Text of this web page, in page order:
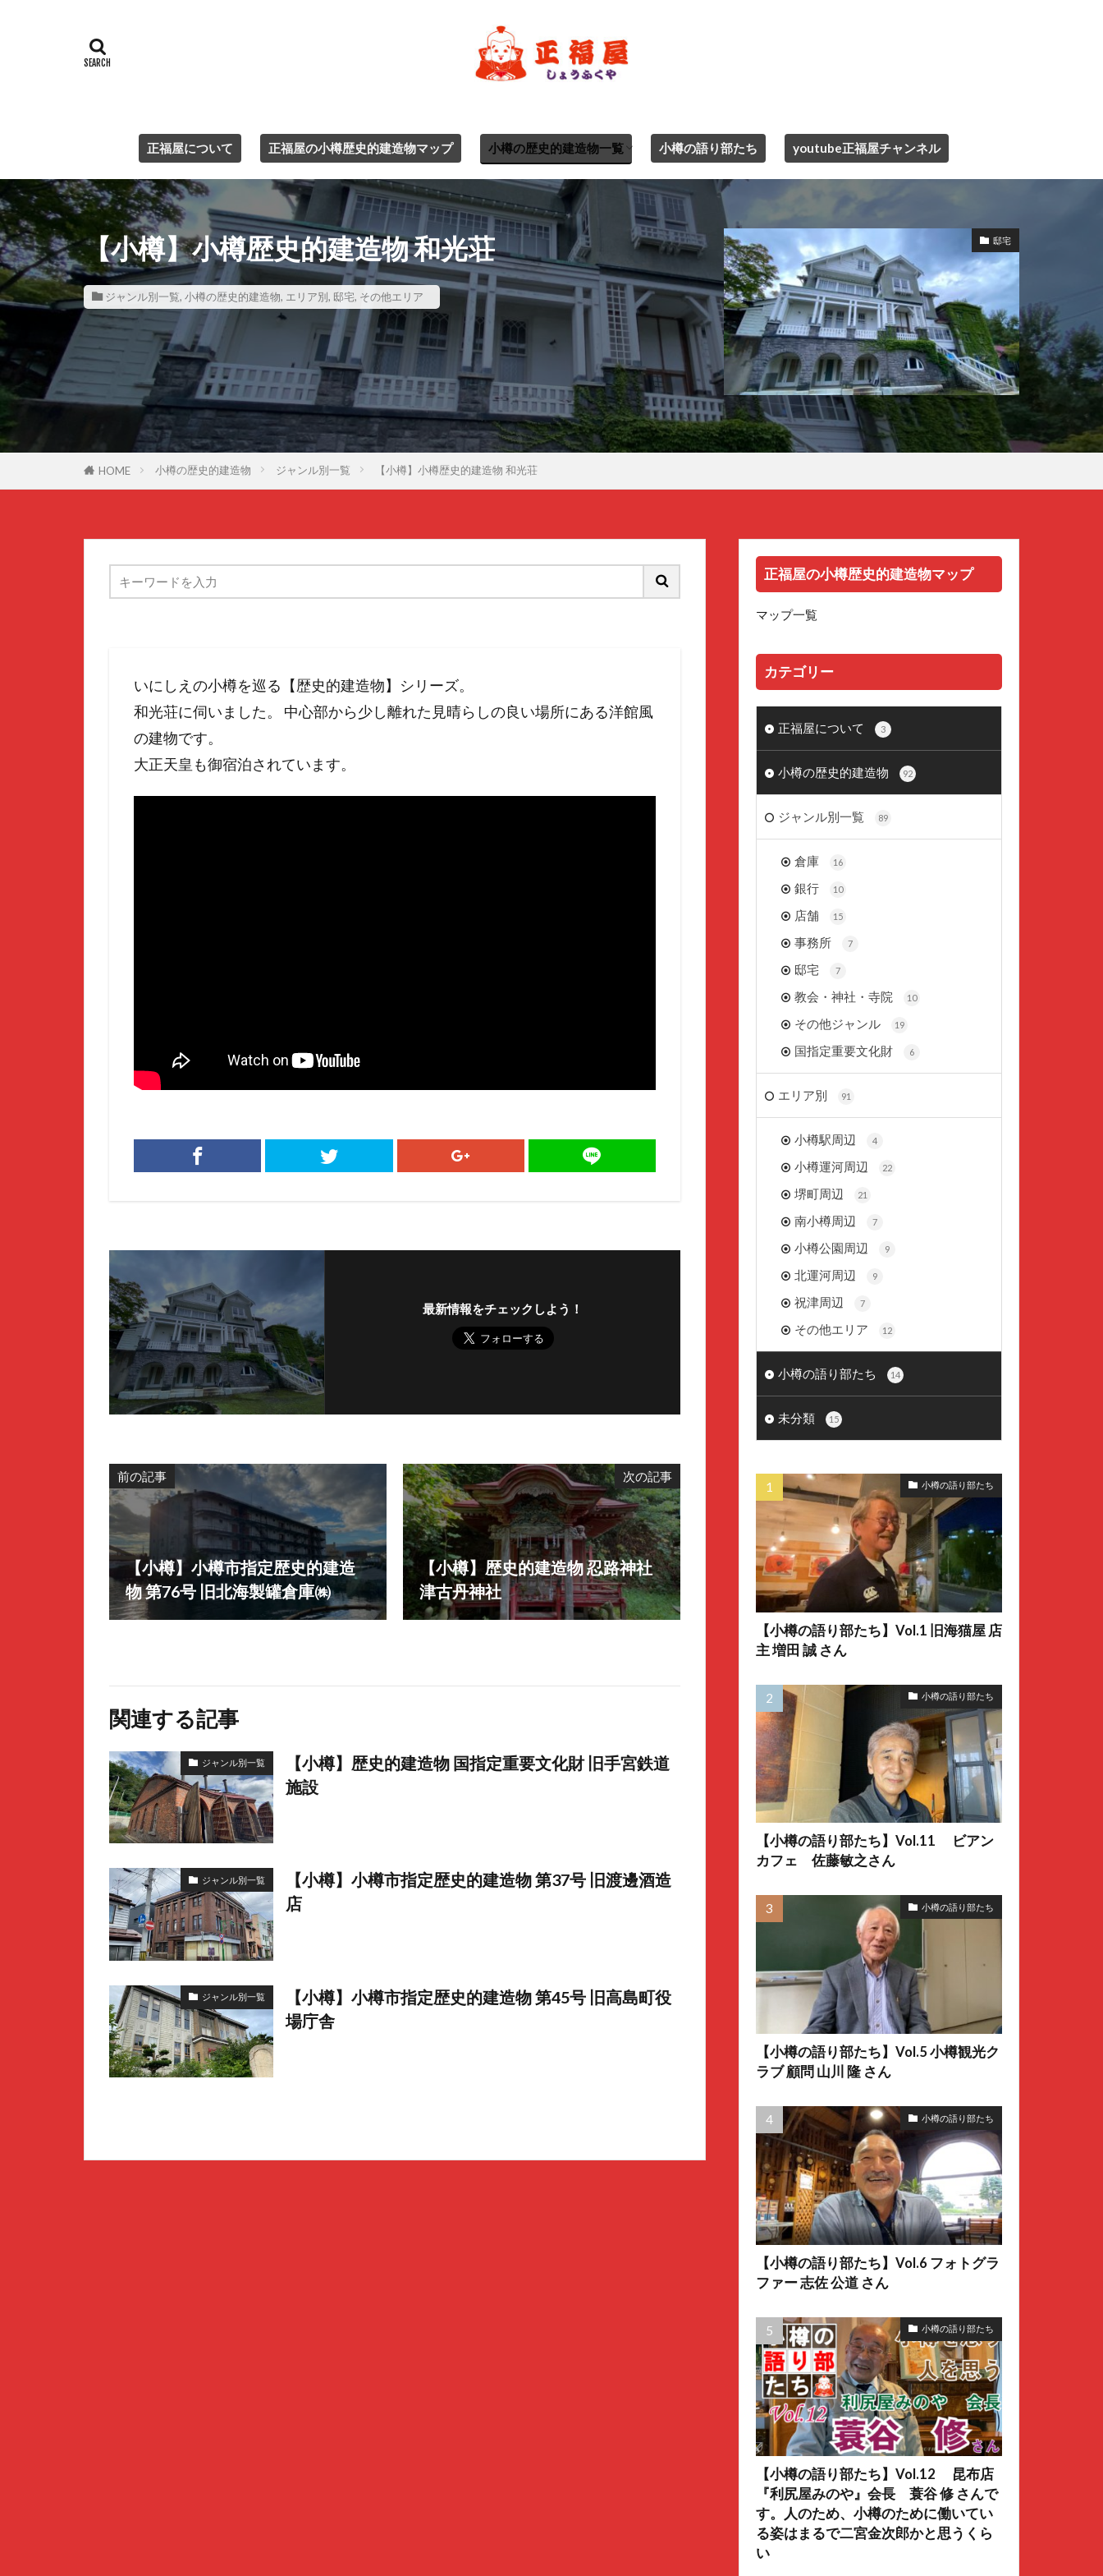
正福屋について 正福屋の小樽歴史的建造物マップ 小樽の歴史的建造物一覧
ジャンル別一覧
エリア別
小樽の語り部たち youtube正福屋チャンネル
【小樽】小樽歴史的建造物 和光荘
ジャンル別一覧, 小樽の歴史的建造物, エリア別, 邸宅, その他エリア
邸宅
HOME 小樽の歴史的建造物 ジャンル別一覧 【小樽】小樽歴史的建造物 和光荘
いにしえの小樽を巡る【歴史的建造物】シリーズ。
和光荘に伺いました。 中心部から少し離れた見晴らしの良い場所にある洋館風
の建物です。
大正天皇も御宿泊されています。
最新情報をチェックしよう！
前の記事
【小樽】小樽市指定歴史的建造
物 第76号 旧北海製罐倉庫㈱
次の記事
【小樽】歴史的建造物 忍路神社
津古丹神社
関連する記事
ジャンル別一覧
【小樽】歴史的建造物 国指定重要文化財 旧手宮鉄道
施設
ジャンル別一覧
【小樽】小樽市指定歴史的建造物 第37号 旧渡邊酒造
店
ジャンル別一覧
【小樽】小樽市指定歴史的建造物 第45号 旧高島町役
場庁舎
正福屋の小樽歴史的建造物マップ
マップ一覧
カテゴリー
正福屋について 3
小樽の歴史的建造物 92
ジャンル別一覧 89
倉庫 16
銀行 10
店舗 15
事務所 7
邸宅 7
教会・神社・寺院 10
その他ジャンル 19
国指定重要文化財 6
エリア別 91
小樽駅周辺 4
小樽運河周辺 22
堺町周辺 21
南小樽周辺 7
小樽公園周辺 9
北運河周辺 9
祝津周辺 7
その他エリア 12
小樽の語り部たち 14
未分類 15
小樽の語り部たち
【小樽の語り部たち】Vol.1 旧海猫屋 店
主 増田 誠 さん
小樽の語り部たち
【小樽の語り部たち】Vol.11 ビアン
カフェ 佐藤敏之さん
小樽の語り部たち
【小樽の語り部たち】Vol.5 小樽観光ク
ラブ 顧問 山川 隆 さん
小樽の語り部たち
【小樽の語り部たち】Vol.6 フォトグラ
ファー 志佐 公道 さん
小樽の語り部たち
【小樽の語り部たち】Vol.12 昆布店
『利尻屋みのや』会長 蓑谷 修 さんで
す。人のため、小樽のために働いてい
る姿はまるで二宮金次郎かと思うくら
い